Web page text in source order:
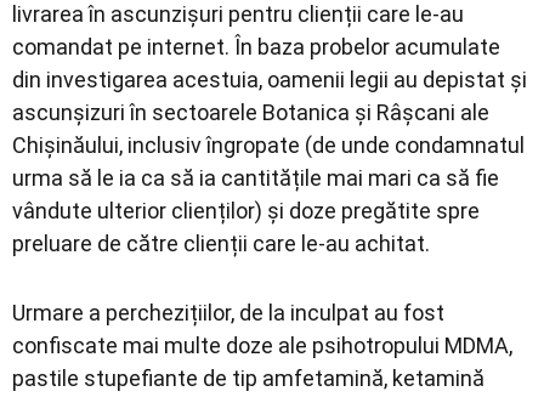
livrarea în ascunzișuri pentru clienții care le-au
comandat pe internet. În baza probelor acumulate
din investigarea acestuia, oamenii legii au depistat și
ascunșizuri în sectoarele Botanica și Râșcani ale
Chișinăului, inclusiv îngropate (de unde condamnatul
urma să le ia ca să ia cantitățile mai mari ca să fie
vândute ulterior clienților) și doze pregătite spre
preluare de către clienții care le-au achitat.
Urmare a perchezițiilor, de la inculpat au fost
confiscate mai multe doze ale psihotropului MDMA,
pastile stupefiante de tip amfetamină, ketamină